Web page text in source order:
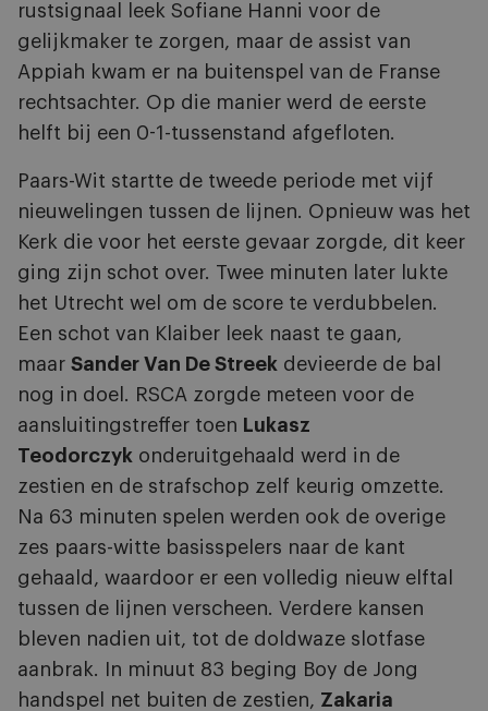
rustsignaal leek Sofiane Hanni voor de
gelijkmaker te zorgen, maar de assist van
Appiah kwam er na buitenspel van de Franse
rechtsachter. Op die manier werd de eerste
helft bij een 0-1-tussenstand afgefloten.
Paars-Wit startte de tweede periode met vijf
nieuwelingen tussen de lijnen. Opnieuw was het
Kerk die voor het eerste gevaar zorgde, dit keer
ging zijn schot over. Twee minuten later lukte
het Utrecht wel om de score te verdubbelen.
Een schot van Klaiber leek naast te gaan,
maar Sander Van De Streek devieerde de bal
nog in doel. RSCA zorgde meteen voor de
aansluitingstreffer toen Lukasz
Teodorczyk onderuitgehaald werd in de
zestien en de strafschop zelf keurig omzette.
Na 63 minuten spelen werden ook de overige
zes paars-witte basisspelers naar de kant
gehaald, waardoor er een volledig nieuw elftal
tussen de lijnen verscheen. Verdere kansen
bleven nadien uit, tot de doldwaze slotfase
aanbrak. In minuut 83 beging Boy de Jong
handspel net buiten de zestien, Zakaria